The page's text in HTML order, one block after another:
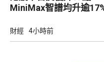
MiniMax智譜均升逾
財經 4小時前